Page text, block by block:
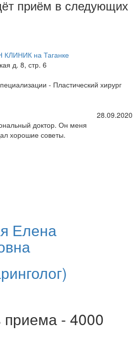
приём в следующих
КЛИНИК на Таганке
д. 8, стр. 6
- Пластический хирург
28.09.2020
доктор. Он меня
хорошие советы.
Елена
- 4000